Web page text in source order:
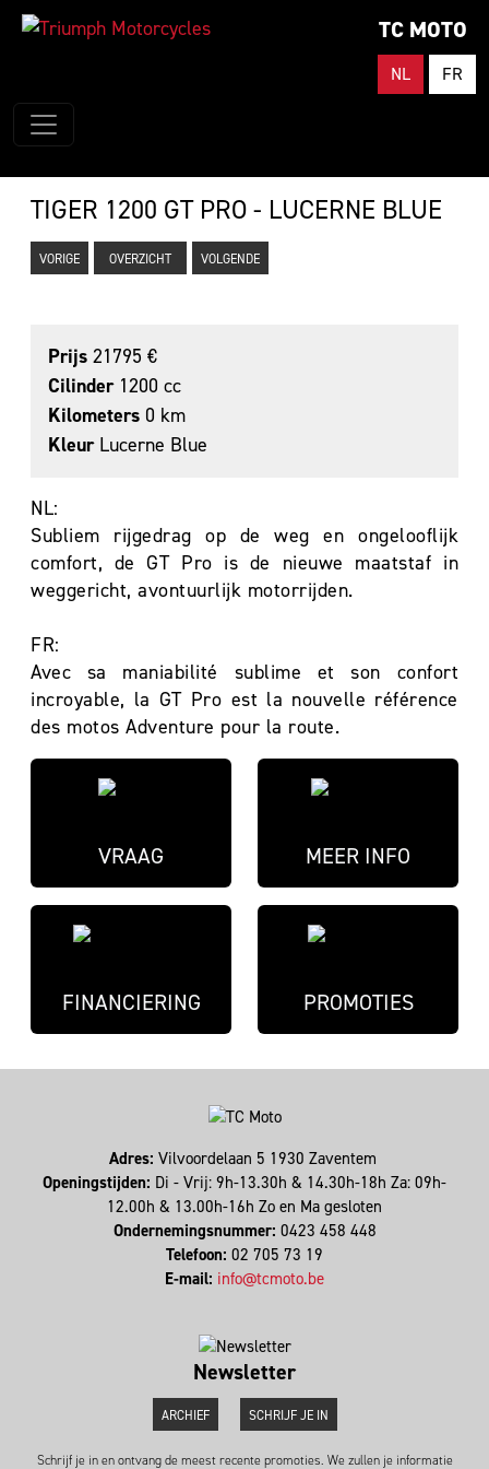
TC MOTO
NL FR
TIGER 1200 GT PRO - LUCERNE BLUE
VORIGE OVERZICHT VOLGENDE
Prijs 21795 €
Cilinder1200 cc
Kilometers 0 km
KleurLucerne Blue
NL:
Subliem rijgedrag op de weg en ongelooflijk
comfort, de GT Pro is de nieuwe maatstaf in
weggericht, avontuurlijk motorrijden.
FR:
Avec sa maniabilité sublime et son confort
incroyable, la GT Pro est la nouvelle référence
des motos Adventure pour la route.
VRAAG MEER INFO
FINANCIERING PROMOTIES
Adres: Vilvoordelaan 5 1930 Zaventem
Openingstijden: Di - Vrij: 9h-13.30h & 14.30h-18h Za: 09h-
12.00h & 13.00h-16h Zo en Ma gesloten
Ondernemingsnummer: 0423 458 448
Telefoon: 02 705 73 19
E-mail: info@tcmoto.be
Newsletter
ARCHIEF SCHRIJF JE IN
Schrijf je in en ontvang de meest recente promoties. We zullen je informatie